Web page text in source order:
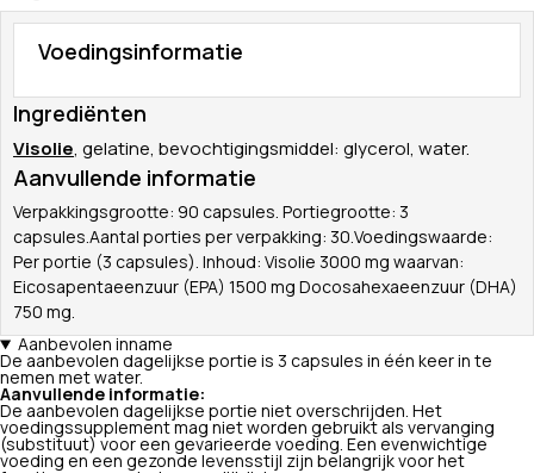
Voedingsinformatie
Ingrediënten
Visolie , gelatine, bevochtigingsmiddel: glycerol, water.
Aanvullende informatie
Verpakkingsgrootte: 90 capsules. Portiegrootte: 3
capsules.Aantal porties per verpakking: 30.Voedingswaarde:
Per portie (3 capsules). Inhoud: Visolie 3000 mg waarvan:
Eicosapentaeenzuur (EPA) 1500 mg Docosahexaeenzuur (DHA)
750 mg.
Aanbevolen inname
De aanbevolen dagelijkse portie is 3 capsules in één keer in te
nemen met water.
Aanvullende informatie:
De aanbevolen dagelijkse portie niet overschrijden. Het
voedingssupplement mag niet worden gebruikt als vervanging
(substituut) voor een gevarieerde voeding. Een evenwichtige
voeding en een gezonde levensstijl zijn belangrijk voor het